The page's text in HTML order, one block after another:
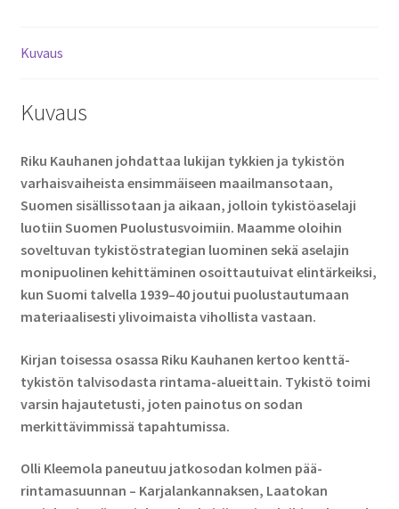
Kuvaus
Kuvaus
Riku Kauhanen johdattaa lukijan tykkien ja tykistön
varhaisvaiheista ensimmäiseen maailmansotaan,
Suomen sisällissotaan ja aikaan, jolloin tykistöaselaji
luotiin Suomen Puolustusvoimiin. Maamme oloihin
soveltuvan tykistöstrategian luominen sekä aselajin
monipuolinen kehittäminen osoittautuivat elintärkeiksi,
kun Suomi talvella 1939–40 joutui puolustautumaan
materiaalisesti ylivoimaista vihollista vastaan.
Kirjan toisessa osassa Riku Kauhanen kertoo kenttä­
tykistön talvisodasta rintama-alueittain. Tykistö toimi
varsin hajautetusti, joten painotus on sodan
merkittävimmissä tapahtumissa.
Olli Kleemola paneutuu jatkosodan kolmen pää­
rintamasuunnan – Karjalankannaksen, Laatokan